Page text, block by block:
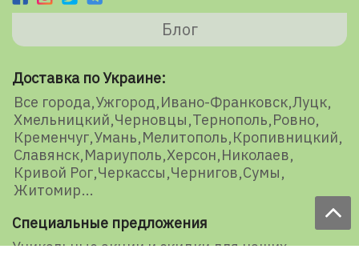
Блог
Доставка по Украине:
Все города Ужгород Ивано-Франковск Луцк
Хмельницкий Черновцы Тернополь Ровно
Кременчуг Умань Мелитополь Кропивницкий
Славянск Мариуполь Херсон Николаев
Кривой Рог Черкассы Чернигов Сумы
Житомир
Специальные предложения
Уникальные акции и скидки для наших